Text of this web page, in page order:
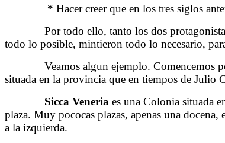
* Hacer creer que en los tres siglos
Por todo ello, tanto los dos
todo lo posible, mintieron todo lo necesario,
Veamos algun ejemplo. Comencemos
situada en la provincia que en tiempos de Julio
Sicca Veneria es una Colonia situada
plaza. Muy pococas plazas, apenas una
a la izquierda.